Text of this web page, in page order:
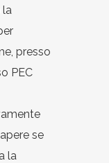
presso
PEC
se
la